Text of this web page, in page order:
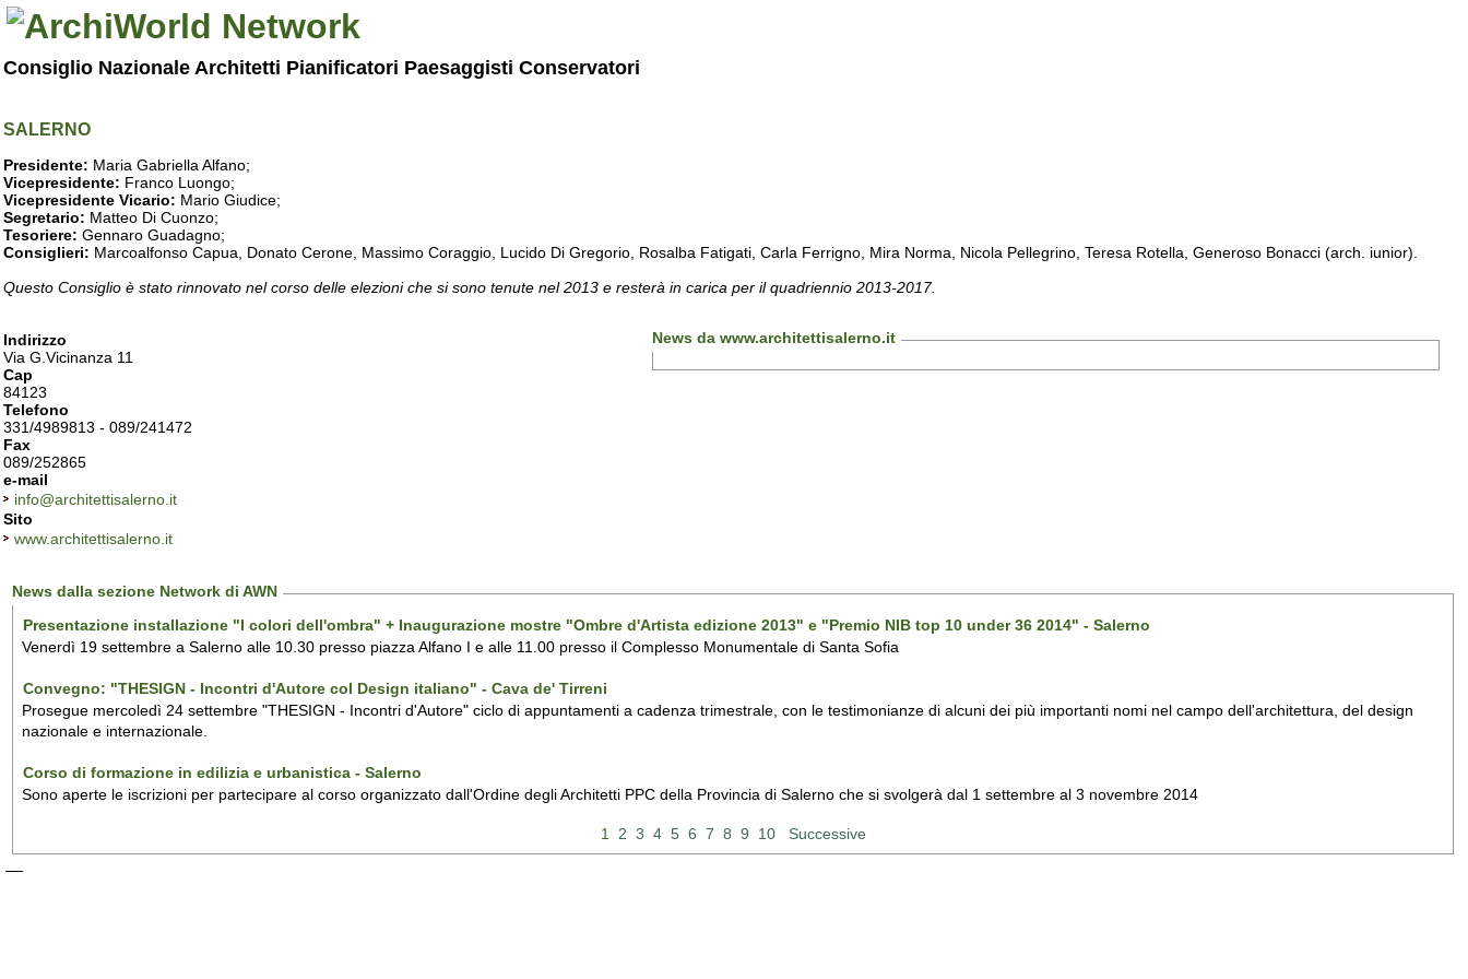
Consiglio Nazionale Architetti Pianificatori Paesaggisti Conservatori
SALERNO
Presidente: Maria Gabriella Alfano;
Vicepresidente: Franco Luongo;
Vicepresidente Vicario: Mario Giudice;
Segretario: Matteo Di Cuonzo;
Tesoriere: Gennaro Guadagno;
Consiglieri: Marcoalfonso Capua, Donato Cerone, Massimo Coraggio, Lucido Di Gregorio, Rosalba Fatigati, Carla Ferrigno, Mira Norma, Nicola Pellegrino, Teresa Rotella, Generoso Bonacci (arch. iunior).
Questo Consiglio è stato rinnovato nel corso delle elezioni che si sono tenute nel 2013 e resterà in carica per il quadriennio 2013-2017.
Indirizzo
Via G.Vicinanza 11
Cap
84123
Telefono
331/4989813 - 089/241472
Fax
089/252865
e-mail
info@architettisalerno.it
Sito
www.architettisalerno.it
News da www.architettisalerno.it
News dalla sezione Network di AWN
Presentazione installazione "I colori dell'ombra" + Inaugurazione mostre "Ombre d'Artista edizione 2013" e "Premio NIB top 10 under 36 2014" - Salerno
Venerdì 19 settembre a Salerno alle 10.30 presso piazza Alfano I e alle 11.00 presso il Complesso Monumentale di Santa Sofia
Convegno: "THESIGN - Incontri d'Autore col Design italiano" - Cava de' Tirreni
Prosegue mercoledì 24 settembre "THESIGN - Incontri d'Autore" ciclo di appuntamenti a cadenza trimestrale, con le testimonianze di alcuni dei più importanti nomi nel campo dell'architettura, del design
nazionale e internazionale.
Corso di formazione in edilizia e urbanistica - Salerno
Sono aperte le iscrizioni per partecipare al corso organizzato dall'Ordine degli Architetti PPC della Provincia di Salerno che si svolgerà dal 1 settembre al 3 novembre 2014
1 2 3 4 5 6 7 8 9 10 Successive